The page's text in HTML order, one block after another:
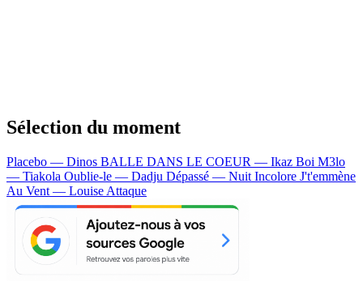
Sélection du moment
Placebo — Dinos BALLE DANS LE COEUR — Ikaz Boi M3lo
— Tiakola Oublie-le — Dadju Dépassé — Nuit Incolore J't'emmène
Au Vent — Louise Attaque